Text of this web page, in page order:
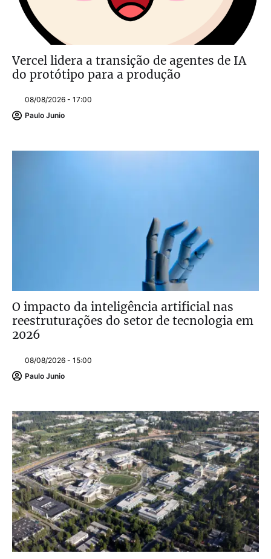
Vercel lidera a transição de agentes de IA
do protótipo para a produção
08/08/2026 - 17:00
Paulo Junio
O impacto da inteligência artificial nas
reestruturações do setor de tecnologia em
2026
08/08/2026 - 15:00
Paulo Junio